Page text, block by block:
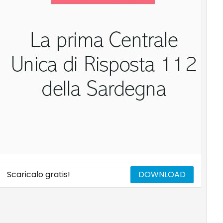
Scaricalo gratis! DOWNLOAD